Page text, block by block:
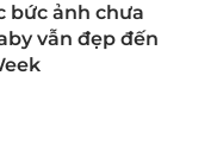
bức ảnh chưa
vẫn đẹp đến